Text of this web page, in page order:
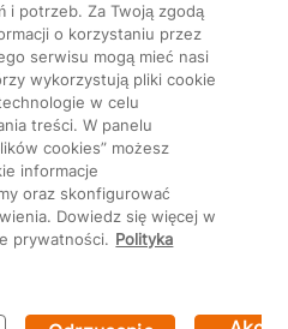
plików cookie
i potrzeb. Za Twoją zgodą
o korzystaniu przez
serwisu mogą mieć nasi
wykorzystują pliki cookie
w celu
treści. W panelu
cookies” możesz
informacje
oraz skonfigurować
Dowiedz się więcej w
prywatności. Polityka